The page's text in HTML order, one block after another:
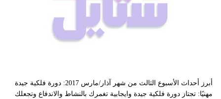
أبرز أحداث الأسبوع الثالث من شهر آذار/مارس 2017: دورة فلكية جيدة
مهنيًا: تجتاز دورة فلكية جيدة وايجابية تغمرك بالنشاط والاندفاع وتجعلك